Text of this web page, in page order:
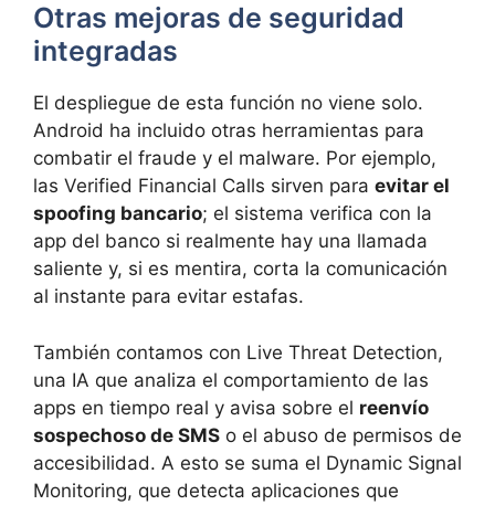
Otras mejoras de seguridad
integradas
El despliegue de esta función no viene solo.
Android ha incluido otras herramientas para
combatir el fraude y el malware. Por ejemplo,
las Verified Financial Calls sirven para evitar el
spoofing bancario; el sistema verifica con la
app del banco si realmente hay una llamada
saliente y, si es mentira, corta la comunicación
al instante para evitar estafas.
También contamos con Live Threat Detection,
una IA que analiza el comportamiento de las
apps en tiempo real y avisa sobre el reenvío
sospechoso de SMS o el abuso de permisos de
accesibilidad. A esto se suma el Dynamic Signal
Monitoring, que detecta aplicaciones que